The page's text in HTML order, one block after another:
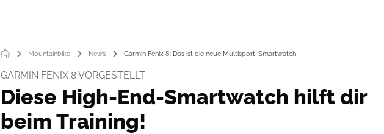
Mountainbike News Garmin Fenix 8: Das ist die neue Multisport-Smartwatch!
GARMIN FENIX 8 VORGESTELLT
Diese High-End-Smartwatch hilft dir
beim Training!